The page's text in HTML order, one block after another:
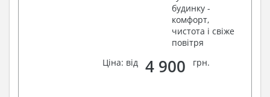
будинку -
комфорт,
чистота і свіже
повітря
Ціна: від
4 900 грн.